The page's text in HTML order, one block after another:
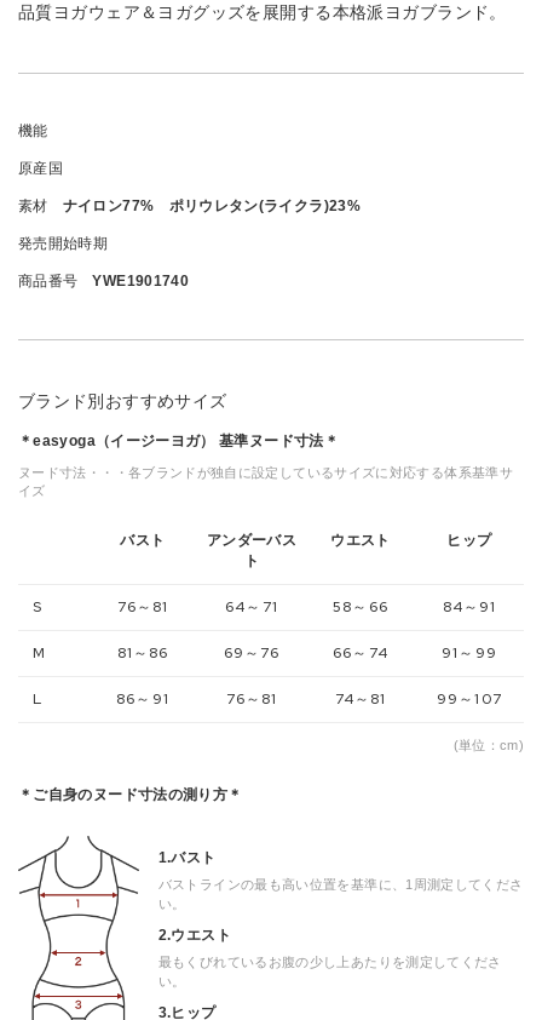
品質ヨガウェア＆ヨガグッズを展開する本格派ヨガブランド。
機能
原産国
素材 ナイロン77% ポリウレタン(ライクラ)23%
発売開始時期
商品番号 YWE1901740
ブランド別おすすめサイズ
＊easyoga（イージーヨガ） 基準ヌード寸法＊
ヌード寸法・・・各ブランドが独自に設定しているサイズに対応する体系基準サ
イズ
バスト
アンダーバス
ト
ウエスト ヒップ
S 76～81 64～71 58～66 84～91
M 81～86 69～76 66～74 91～99
L 86～91 76～81 74～81 99～107
(単位：cm)
＊ご自身のヌード寸法の測り方＊
1.バスト
バストラインの最も高い位置を基準に、1周測定してくださ
い。
2.ウエスト
最もくびれているお腹の少し上あたりを測定してくださ
い。
3.ヒップ